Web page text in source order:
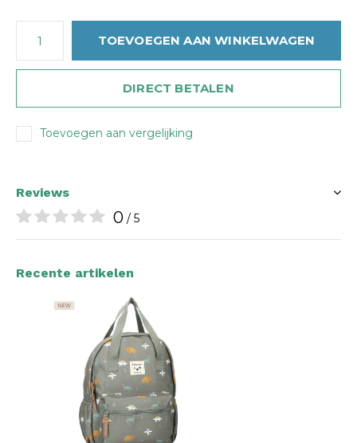
TOEVOEGEN AAN WINKELWAGEN
DIRECT BETALEN
Toevoegen aan vergelijking
Reviews
0 / 5
Recente artikelen